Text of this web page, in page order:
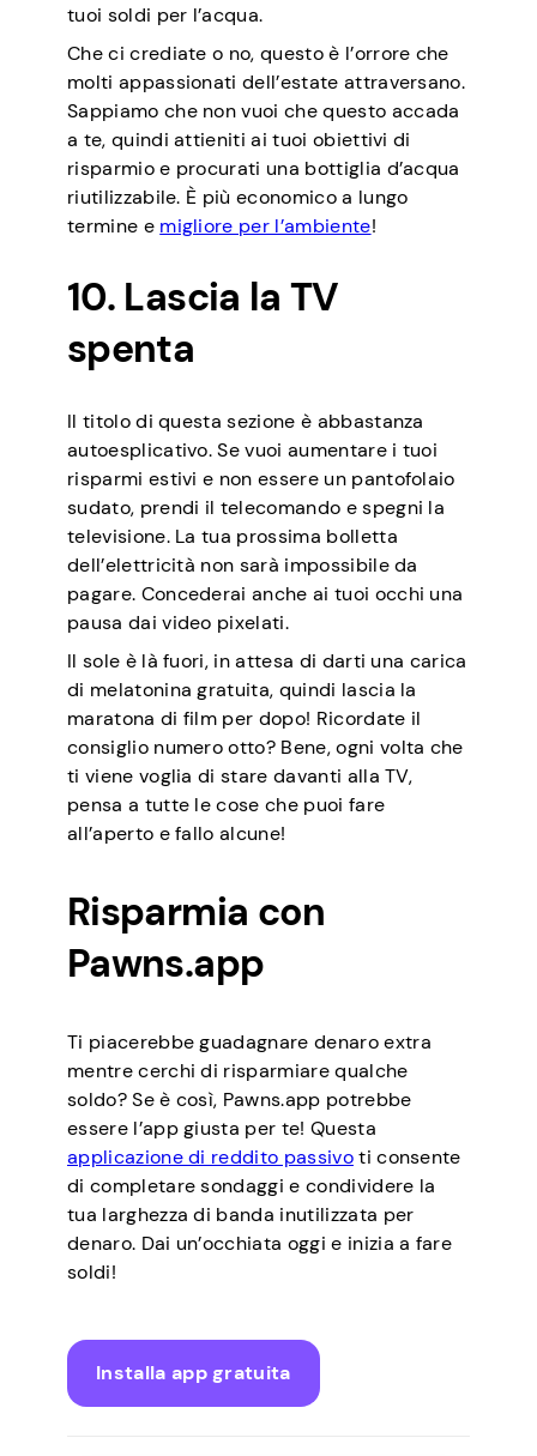
tuoi soldi per l’acqua.
Che ci crediate o no, questo è l’orrore che
molti appassionati dell’estate attraversano.
Sappiamo che non vuoi che questo accada
a te, quindi attieniti ai tuoi obiettivi di
risparmio e procurati una bottiglia d’acqua
riutilizzabile. È più economico a lungo
termine e migliore per l’ambiente!
10. Lascia la TV
spenta
Il titolo di questa sezione è abbastanza
autoesplicativo. Se vuoi aumentare i tuoi
risparmi estivi e non essere un pantofolaio
sudato, prendi il telecomando e spegni la
televisione. La tua prossima bolletta
dell’elettricità non sarà impossibile da
pagare. Concederai anche ai tuoi occhi una
pausa dai video pixelati.
Il sole è là fuori, in attesa di darti una carica
di melatonina gratuita, quindi lascia la
maratona di film per dopo! Ricordate il
consiglio numero otto? Bene, ogni volta che
ti viene voglia di stare davanti alla TV,
pensa a tutte le cose che puoi fare
all’aperto e fallo alcune!
Risparmia con
Pawns.app
Ti piacerebbe guadagnare denaro extra
mentre cerchi di risparmiare qualche
soldo? Se è così, Pawns.app potrebbe
essere l’app giusta per te! Questa
applicazione di reddito passivoti consente
di completare sondaggi e condividere la
tua larghezza di banda inutilizzata per
denaro. Dai un’occhiata oggi e inizia a fare
soldi!
Installa app gratuita